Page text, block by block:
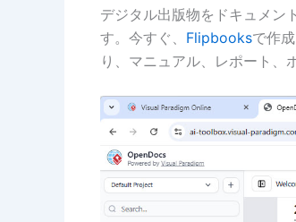
デジタル出版物をドキュメン
す。今すぐ、 Flipbooksで作
り、マニュアル、レポート、